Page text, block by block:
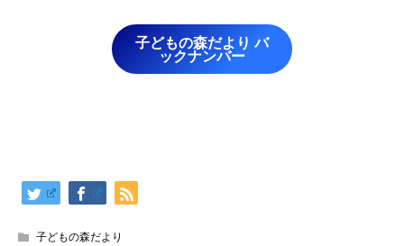
子どもの森だより バ
ックナンバー
子どもの森だより